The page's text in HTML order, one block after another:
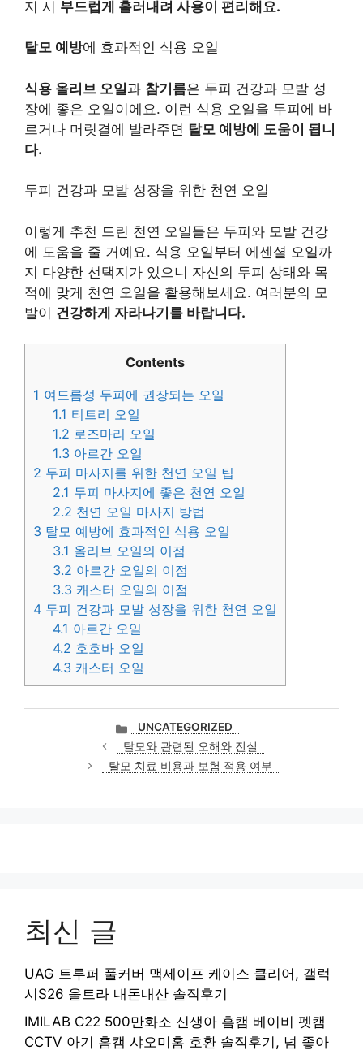
지 시 부드럽게 흘러내려 사용이 편리해요.
탈모 예방에 효과적인 식용 오일
식용 올리브 오일과 참기름은 두피 건강과 모발 성
장에 좋은 오일이에요. 이런 식용 오일을 두피에 바
르거나 머릿결에 발라주면 탈모 예방에 도움이 됩니
다.
두피 건강과 모발 성장을 위한 천연 오일
이렇게 추천 드린 천연 오일들은 두피와 모발 건강
에 도움을 줄 거예요. 식용 오일부터 에센셜 오일까
지 다양한 선택지가 있으니 자신의 두피 상태와 목
적에 맞게 천연 오일을 활용해보세요. 여러분의 모
발이 건강하게 자라나기를 바랍니다.
Contents
1 여드름성 두피에 권장되는 오일
1.1 티트리 오일
1.2 로즈마리 오일
1.3 아르간 오일
2 두피 마사지를 위한 천연 오일 팁
2.1 두피 마사지에 좋은 천연 오일
2.2 천연 오일 마사지 방법
3 탈모 예방에 효과적인 식용 오일
3.1 올리브 오일의 이점
3.2 아르간 오일의 이점
3.3 캐스터 오일의 이점
4 두피 건강과 모발 성장을 위한 천연 오일
4.1 아르간 오일
4.2 호호바 오일
4.3 캐스터 오일
카
테
고
리
UNCATEGORIZED
탈모와 관련된 오해와 진실
탈모 치료 비용과 보험 적용 여부
최신 글
UAG 트루퍼 풀커버 맥세이프 케이스 클리어, 갤럭
시S26 울트라 내돈내산 솔직후기
IMILAB C22 500만화소 신생아 홈캠 베이비 펫캠
CCTV 아기 홈캠 샤오미홈 호환 솔직후기, 넘 좋아